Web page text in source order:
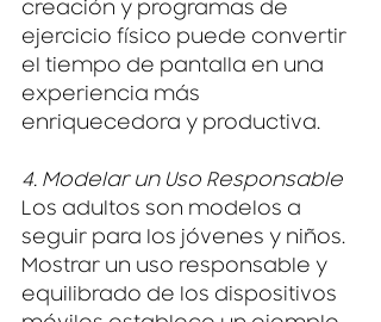
creación y programas de
ejercicio físico puede convertir
el tiempo de pantalla en una
experiencia más
enriquecedora y productiva.
4. Modelar un Uso Responsable
Los adultos son modelos a
seguir para los jóvenes y niños.
Mostrar un uso responsable y
equilibrado de los dispositivos